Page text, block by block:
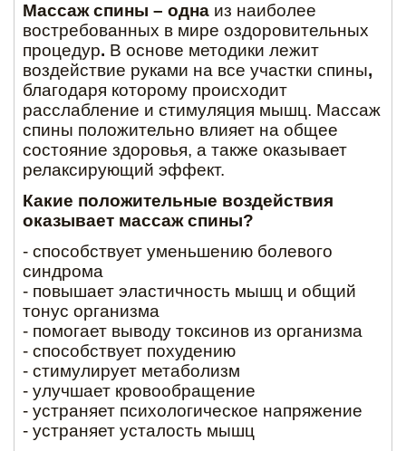
Массаж спины – одна из наиболее
востребованных в мире оздоровительных
процедур. В основе методики лежит
воздействие руками на все участки спины,
благодаря которому происходит
расслабление и стимуляция мышц. Массаж
спины положительно влияет на общее
состояние здоровья, а также оказывает
релаксирующий эффект.
Какие положительные воздействия
оказывает массаж спины?
- способствует уменьшению болевого
синдрома
- повышает эластичность мышц и общий
тонус организма
- помогает выводу токсинов из организма
- способствует похудению
- стимулирует метаболизм
- улучшает кровообращение
- устраняет психологическое напряжение
- устраняет усталость мышц